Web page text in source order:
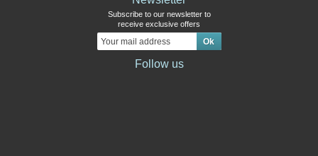
Subscribe to our newsletter to
receive exclusive offers
Follow us